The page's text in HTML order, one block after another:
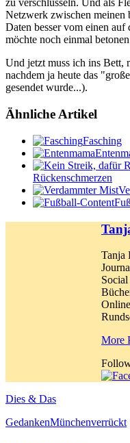
zu verschlüsseln. Und als
Netzwerk zwischen meinen
Daten besser vom einen
möchte noch einmal
Und jetzt muss ich ins Bett,
nachdem ja heute das
gesendet wurde...).
Ähnliche Artikel
Fasching
Rückenschmerzen
Tanja
More
Dies & Das
GedankenMünchenverrückt